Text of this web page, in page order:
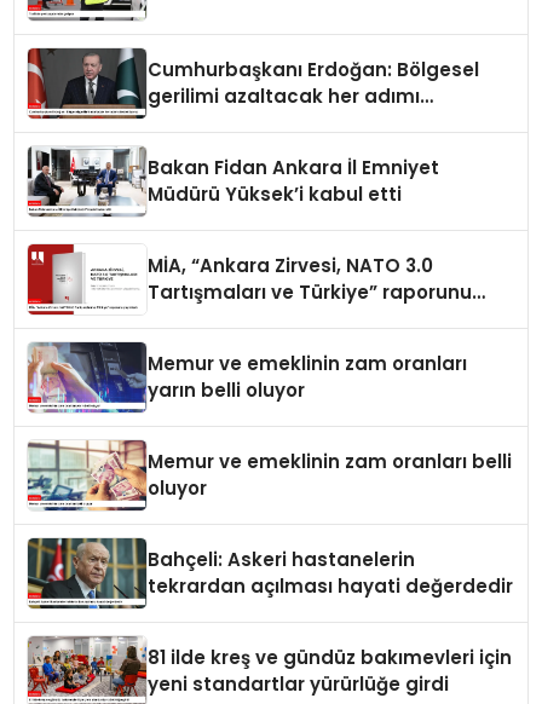
Cumhurbaşkanı Erdoğan: Bölgesel
gerilimi azaltacak her adımı
Bakan Fidan Ankara İl Emniyet
Müdürü Yüksek’i kabul etti
MİA, “Ankara Zirvesi, NATO 3.0
Tartışmaları ve Türkiye” raporunu
Memur ve emeklinin zam oranları
yarın belli oluyor
Memur ve emeklinin zam oranları belli
oluyor
Bahçeli: Askeri hastanelerin
tekrardan açılması hayati değerdedir
81 ilde kreş ve gündüz bakımevleri için
yeni standartlar yürürlüğe girdi